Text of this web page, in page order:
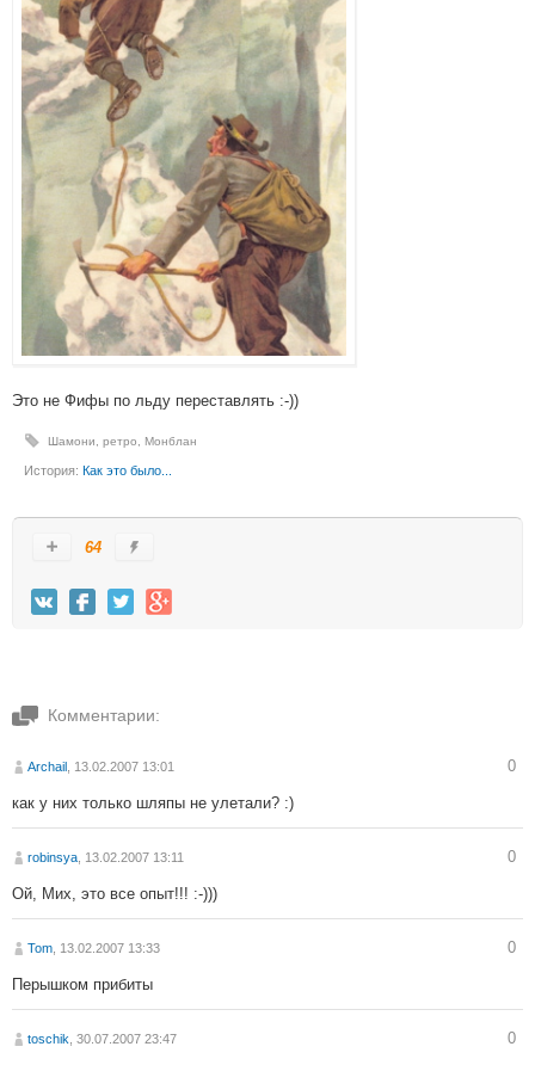
Это не Фифы по льду переставлять :-))
Шамони ретро Монблан
История: Как это было...
64
Комментарии:
Archail , 13.02.2007 13:01 0
как у них только шляпы не улетали? :)
robinsya , 13.02.2007 13:11 0
Ой, Мих, это все опыт!!! :-)))
Tom , 13.02.2007 13:33 0
Перышком прибиты
toschik , 30.07.2007 23:47 0